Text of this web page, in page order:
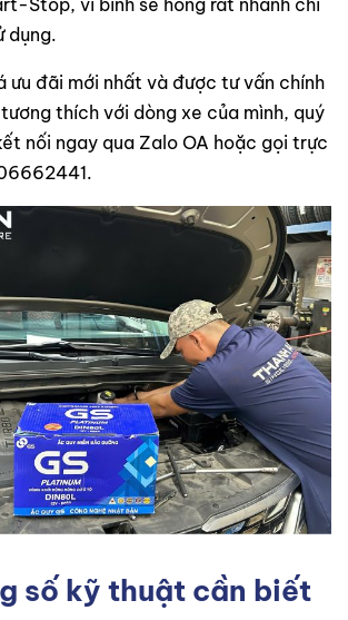
dụng.
ưu đãi mới nhất và được tư vấn chính
thích với dòng xe của mình, quý
nối ngay qua Zalo OA hoặc gọi trực
số kỹ thuật cần biết